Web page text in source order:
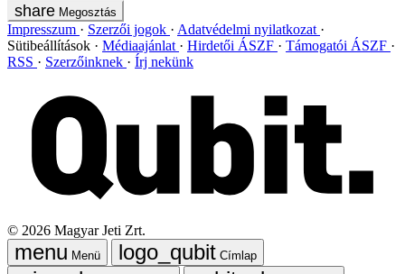
Megosztás
Impresszum Szerzői jogok
Adatvédelmi nyilatkozat
Sütibeállítások
Médiaajánlat Hirdetői ÁSZF
Támogatói ÁSZF
RSS
Szerzőinknek Írj nekünk
© 2026 Magyar Jeti Zrt.
Menü
Címlap